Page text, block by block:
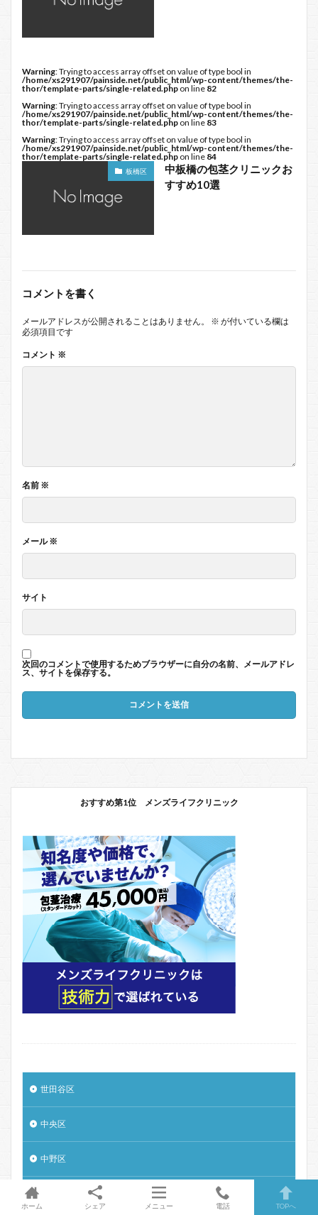
Warning: Trying to access array offset on value of type bool in
/home/xs291907/painside.net/public_html/wp-content/themes/the-
thor/template-parts/single-related.php on line 82
Warning: Trying to access array offset on value of type bool in
/home/xs291907/painside.net/public_html/wp-content/themes/the-
thor/template-parts/single-related.php on line 83
Warning: Trying to access array offset on value of type bool in
/home/xs291907/painside.net/public_html/wp-content/themes/the-
thor/template-parts/single-related.php on line 84
板橋区
中板橋の包茎クリニックお
すすめ10選
コメントを書く
メールアドレスが公開されることはありません。 ※ が付いている欄は
必須項目です
コメント ※
名前 ※
メール※
サイト
次回のコメントで使用するためブラウザーに自分の名前、メールアドレ
ス、サイトを保存する。
おすすめ第1位 メンズライフクリニック
世田谷区
中央区
中野区
ホーム シェア メニュー 電話 TOPへ